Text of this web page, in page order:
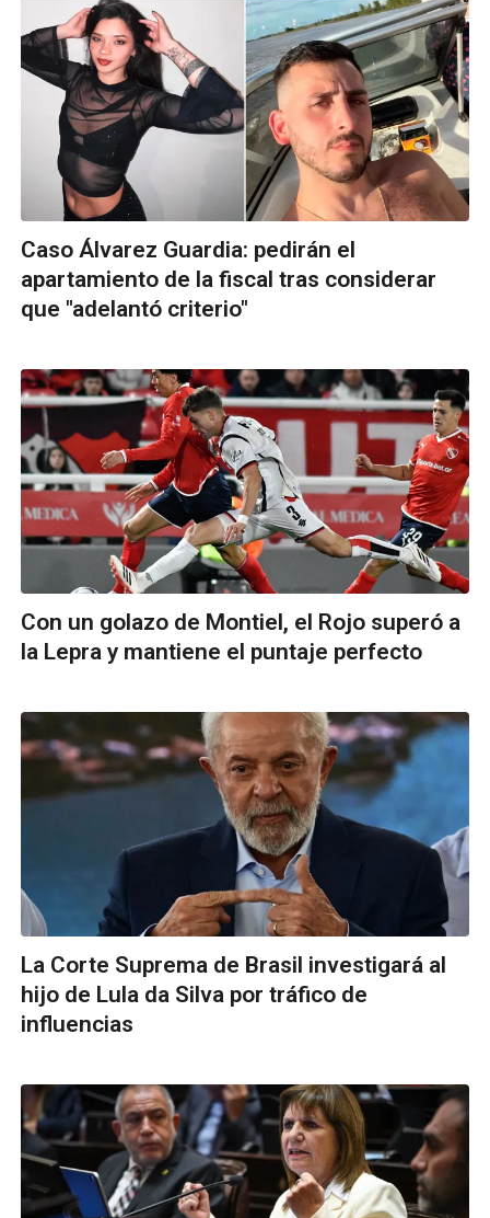
Caso Álvarez Guardia: pedirán el
apartamiento de la fiscal tras considerar
que "adelantó criterio"
Con un golazo de Montiel, el Rojo superó a
la Lepra y mantiene el puntaje perfecto
La Corte Suprema de Brasil investigará al
hijo de Lula da Silva por tráfico de
influencias